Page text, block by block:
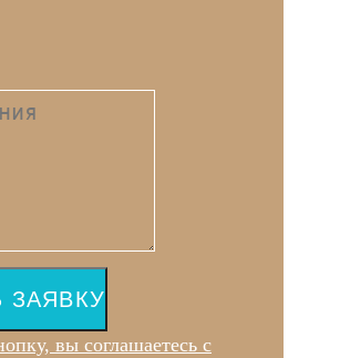
ЗАЯВКУ
вы соглашаетесь с